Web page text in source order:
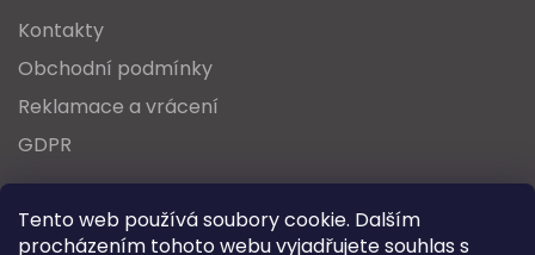
Tento web používá soubory cookie. Dalším
procházením tohoto webu vyjadřujete souhlas s
Kontakty
Obchodní podmínky
Reklamace a vrácení
GDPR
Oblíbené série svítidel: Nordlux Alton
Nordlux Milford Nordlux Oja Nordlux Ellen